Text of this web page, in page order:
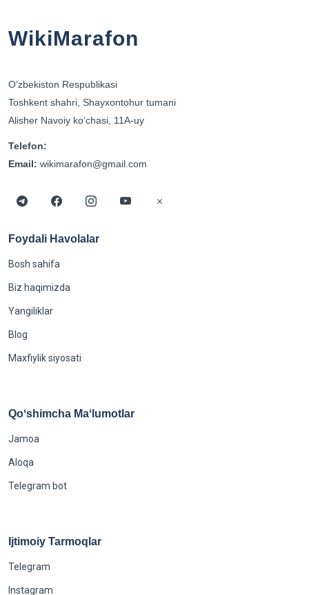
WikiMarafon
Oʻzbekiston Respublikasi
Toshkent shahri, Shayxontohur tumani
Alisher Navoiy koʻchasi, 11A-uy
Telefon:
Email: wikimarafon@gmail.com
Foydali Havolalar
Bosh sahifa
Biz haqimizda
Yangiliklar
Blog
Maxfiylik siyosati
Qoʻshimcha Maʻlumotlar
Jamoa
Aloqa
Telegram bot
Ijtimoiy Tarmoqlar
Telegram
Instagram